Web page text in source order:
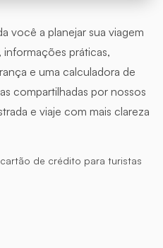
você a planejar sua viagem
práticas,
e uma calculadora de
compartilhadas por nossos
e viaje com mais clareza
cartão de crédito para turistas